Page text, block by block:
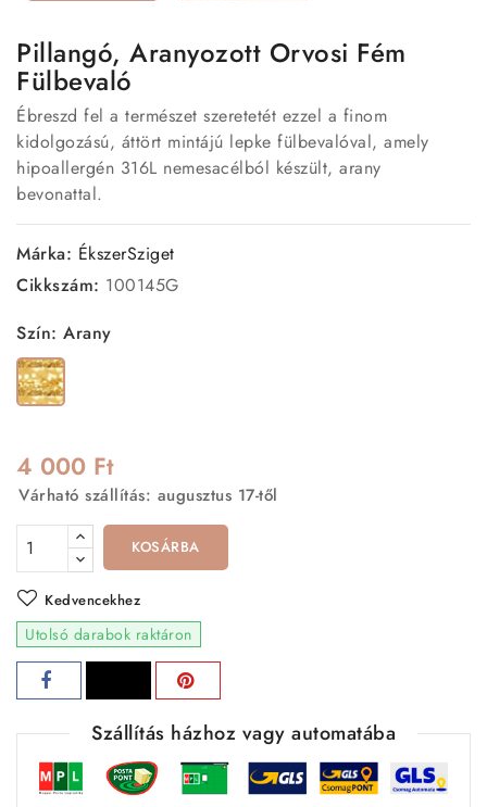
Pillangó, Aranyozott Orvosi Fém
Fülbevaló
Ébreszd fel a természet szeretetét ezzel a finom
kidolgozású, áttört mintájú lepke fülbevalóval, amely
hipoallergén 316L nemesacélból készült, arany
bevonattal.
Márka: ÉkszerSziget
Cikkszám: 100145G
Szín: Arany
Arany
4 000 Ft
Várható szállítás: augusztus 17-től
KOSÁRBA
Kedvencekhez
Utolsó darabok raktáron
Szállítás házhoz vagy automatába